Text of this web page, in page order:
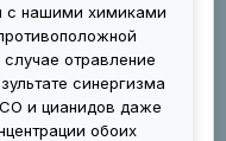
с нашими химиками
отравление
синергизма
и цианидов даже
обоих